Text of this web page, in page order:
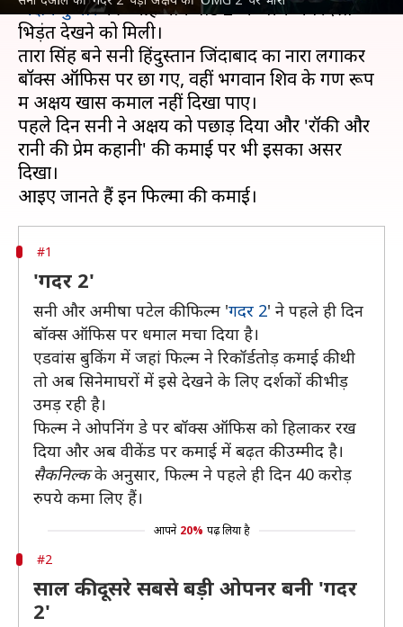
अक्षय कुमारकी 'ओह माय गॉड 2' के बीच जबरदस्त
भिड़ंत देखने को मिली।
तारा सिंह बने सनी हिंदुस्तान जिंदाबाद का नारा लगाकर
बॉक्स ऑफिस पर छा गए, वहीं भगवान शिव के गण रूप
में अक्षय खास कमाल नहीं दिखा पाए।
पहले दिन सनी ने अक्षय को पछाड़ दिया और 'रॉकी और
रानी की प्रेम कहानी' की कमाई पर भी इसका असर
दिखा।
#1
'गदर 2'
सनी और अमीषा पटेल की फिल्म 'गदर 2' ने पहले ही दिन
बॉक्स ऑफिस पर धमाल मचा दिया है।
एडवांस बुकिंग में जहां फिल्म ने रिकॉर्डतोड़ कमाई की थी
तो अब सिनेमाघरों में इसे देखने के लिए दर्शकों की भीड़
उमड़ रही है।
फिल्म ने ओपनिंग डे पर बॉक्स ऑफिस को हिलाकर रख
दिया और अब वीकेंड पर कमाई में बढ़त की उम्मीद है।
सैकनिल्कके अनुसार, फिल्म ने पहले ही दिन 40 करोड़
रुपये कमा लिए हैं।
आपने 20% पढ़ लिया है
#2
साल की दूसरे सबसे बड़ी ओपनर बनी 'गदर
2'